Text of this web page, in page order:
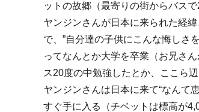
ットの故郷（最寄りの街からバス
ヤンジンさんが日本に来られた経
で、”自分達の子供にこんな悔しさ
ってなんとか大学を卒業（お兄さ
ス20度の中勉強したとか、ここら
ヤンジンさんは日本に来て“なんて
すぐ手に入る（チベットは標高が